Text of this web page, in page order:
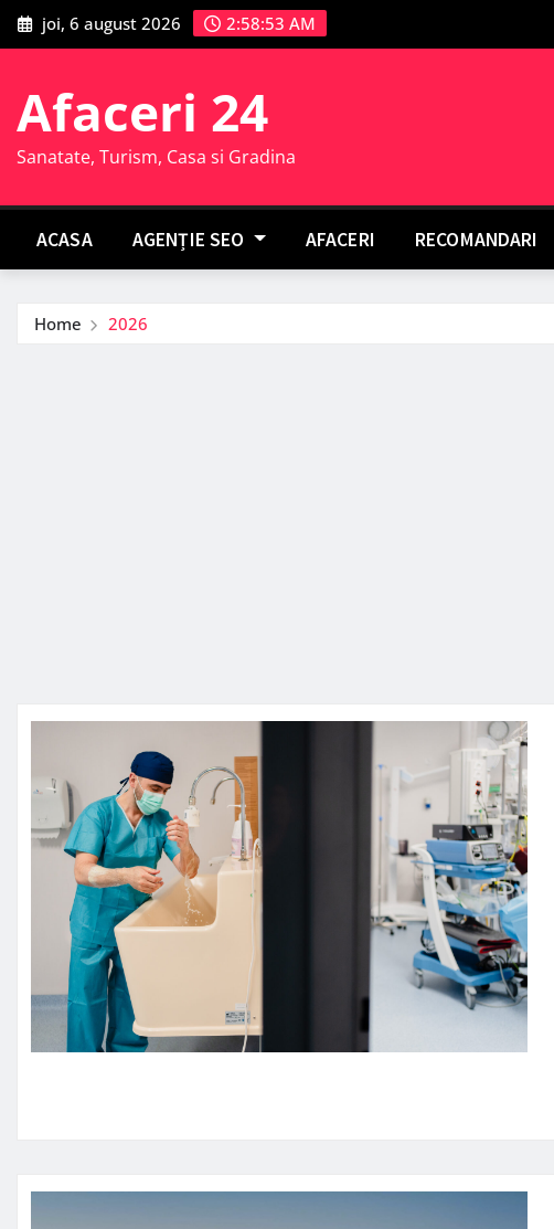
Skip
to
joi, 6 august 2026 2:58:54 AM
Afaceri 24
Sanatate, Turism, Casa si Gradina
ACASA AGENȚIE SEO AFACERI RECOMANDARI
Home 2026